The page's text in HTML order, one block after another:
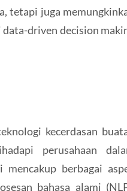
tetapi juga
driven decision
kecerdasan
perusahaan
berbagai
bahasa alami